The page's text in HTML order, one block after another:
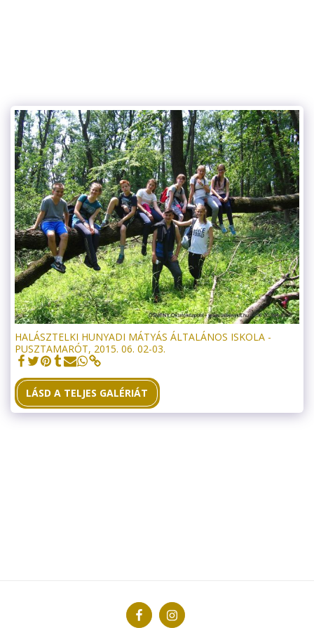
HALÁSZTELKI HUNYADI MÁTYÁS ÁLTALÁNOS ISKOLA -
PUSZTAMARÓT, 2015. 06. 02-03.
LÁSD A TELJES GALÉRIÁT